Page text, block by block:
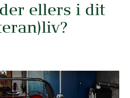
ellers i dit